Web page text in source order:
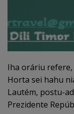
Iha oráriu refere,
Horta sei hahu
Lautém, postu-
Prezidente